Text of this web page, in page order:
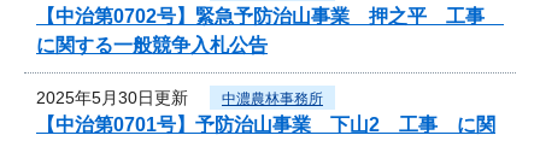
【中治第0702号】緊急予防治山事業 押之平 工事
に関する一般競争入札公告
2025年5月30日更新 中濃農林事務所
【中治第0701号】予防治山事業 下山2 工事 に関